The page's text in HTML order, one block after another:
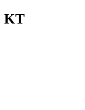
KT